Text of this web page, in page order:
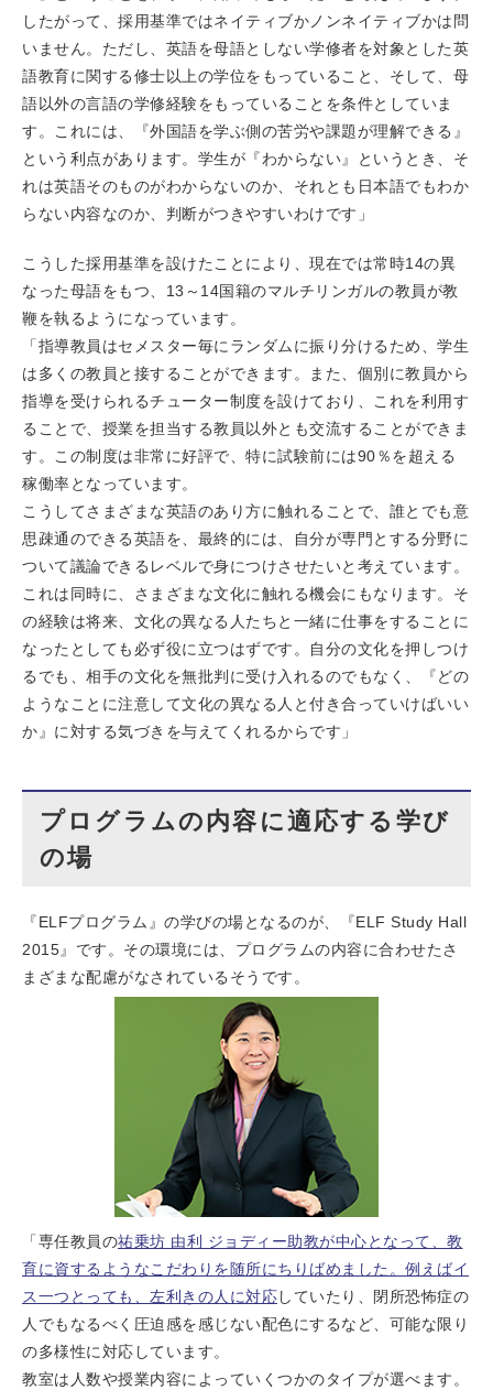
したがって、採用基準ではネイティブかノンネイティブかは問
いません。ただし、英語を母語としない学修者を対象とした英
語教育に関する修士以上の学位をもっていること、そして、母
語以外の言語の学修経験をもっていることを条件としていま
す。これには、『外国語を学ぶ側の苦労や課題が理解できる』
という利点があります。学生が『わからない』というとき、そ
れは英語そのものがわからないのか、それとも日本語でもわか
らない内容なのか、判断がつきやすいわけです」
こうした採用基準を設けたことにより、現在では常時14の異
なった母語をもつ、13～14国籍のマルチリンガルの教員が教
鞭を執るようになっています。
「指導教員はセメスター毎にランダムに振り分けるため、学生
は多くの教員と接することができます。また、個別に教員から
指導を受けられるチューター制度を設けており、これを利用す
ることで、授業を担当する教員以外とも交流することができま
す。この制度は非常に好評で、特に試験前には90％を超える
稼働率となっています。
こうしてさまざまな英語のあり方に触れることで、誰とでも意
思疎通のできる英語を、最終的には、自分が専門とする分野に
ついて議論できるレベルで身につけさせたいと考えています。
これは同時に、さまざまな文化に触れる機会にもなります。そ
の経験は将来、文化の異なる人たちと一緒に仕事をすることに
なったとしても必ず役に立つはずです。自分の文化を押しつけ
るでも、相手の文化を無批判に受け入れるのでもなく、『どの
ようなことに注意して文化の異なる人と付き合っていけばいい
か』に対する気づきを与えてくれるからです」
プログラムの内容に適応する学び
の場
『ELFプログラム』の学びの場となるのが、『ELF Study Hall
2015』です。その環境には、プログラムの内容に合わせたさ
まざまな配慮がなされているそうです。
「専任教員の祐乗坊 由利 ジョディー助教が中心となって、教
育に資するようなこだわりを随所にちりばめました。例えばイ
ス一つとっても、左利きの人に対応していたり、閉所恐怖症の
人でもなるべく圧迫感を感じない配色にするなど、可能な限り
の多様性に対応しています。
教室は人数や授業内容によっていくつかのタイプが選べます。